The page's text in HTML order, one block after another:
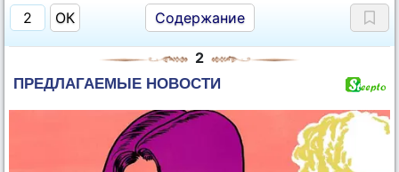
Содержание
2